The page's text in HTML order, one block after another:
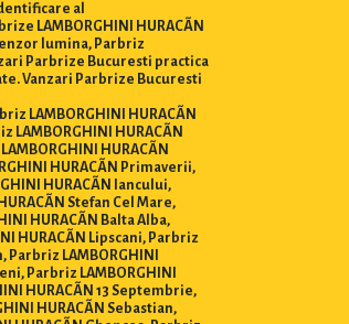
al
LAMBORGHINI HURACÃN
lumina, Parbriz
Parbrize Bucuresti practica
Vanzari Parbrize Bucuresti
LAMBORGHINI HURACÃN
HURACÃN
HURACÃN
HURACÃN Primaverii,
HURACÃN Iancului,
Stefan Cel Mare,
HURACÃN Balta Alba,
HURACÃN Lipscani, Parbriz
Parbriz LAMBORGHINI
Parbriz LAMBORGHINI
HURACÃN 13 Septembrie,
HURACÃN Sebastian,